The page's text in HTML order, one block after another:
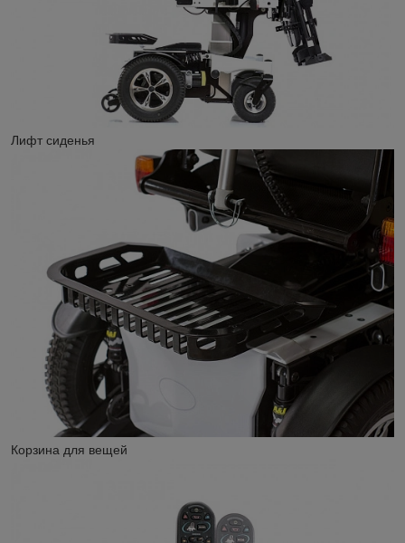
Лифт сиденья
Корзина для вещей